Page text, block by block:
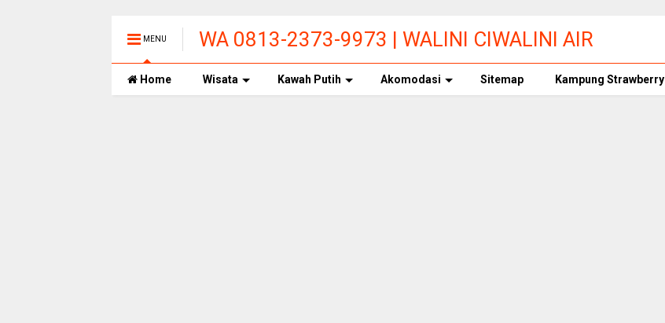
MENU
WA 0813-2373-9973 | WALINI CIWALINI AIR
PANAS ALAMI TERBERSIH CIWIDEY
BANDUNG
Home Wisata Kawah Putih Akomodasi Sitemap Kampung Strawberry